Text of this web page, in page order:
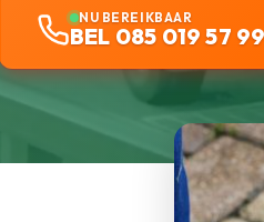
NU BEREIKBAAR
BEL 085 019 57 99